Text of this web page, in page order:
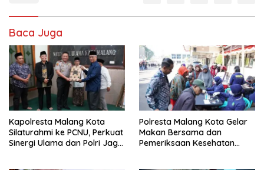
Baca Juga
Kapolresta Malang Kota
Silaturahmi ke PCNU, Perkuat
Sinergi Ulama dan Polri Jaga
Polresta Malang Kota Gelar
Makan Bersama dan
Pemeriksaan Kesehatan